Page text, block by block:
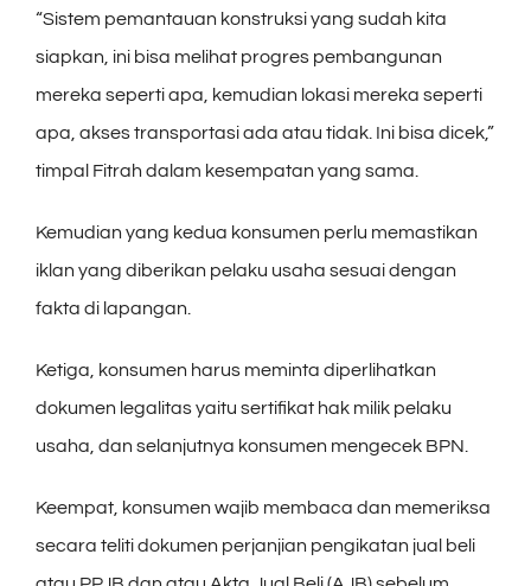
“Sistem pemantauan konstruksi yang sudah kita
siapkan, ini bisa melihat progres pembangunan
mereka seperti apa, kemudian lokasi mereka seperti
apa, akses transportasi ada atau tidak. Ini bisa dicek,”
timpal Fitrah dalam kesempatan yang sama.
Kemudian yang kedua konsumen perlu memastikan
iklan yang diberikan pelaku usaha sesuai dengan
fakta di lapangan.
Ketiga, konsumen harus meminta diperlihatkan
dokumen legalitas yaitu sertifikat hak milik pelaku
usaha, dan selanjutnya konsumen mengecek BPN.
Keempat, konsumen wajib membaca dan memeriksa
secara teliti dokumen perjanjian pengikatan jual beli